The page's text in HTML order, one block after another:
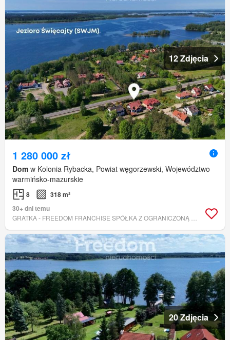
12 Zdjęcia
1 280 000 zł
Dom w Kolonia Rybacka, Powiat węgorzewski, Województwo
warmińsko-mazurskie
8
318 m²
30+ dni temu
20 Zdjęcia